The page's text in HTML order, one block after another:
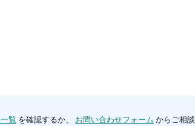
覧 を確認するか、 お問い合わせフォーム からご相談